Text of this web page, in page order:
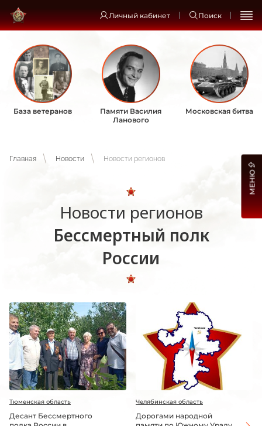
Личный кабинет Поиск
База ветеранов
Памяти Василия
Ланового
Московская битва
Главная Новости Новости регионов
Новости регионов
Бессмертный полк
России
Тюменская область
Десант Бессмертного
Челябинская область
Дорогами народной
МЕНЮ